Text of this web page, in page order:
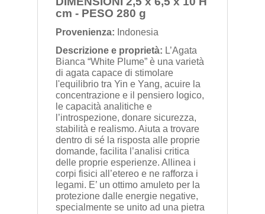
cm - PESO 280 g
Provenienza: Indonesia
Descrizione e proprietà: L’Agata
Bianca “White Plume” è una varietà
di agata capace di stimolare
l'equilibrio tra Yin e Yang, acuire la
concentrazione e il pensiero logico,
le capacità analitiche e
l’introspezione, donare sicurezza,
stabilità e realismo. Aiuta a trovare
dentro di sé la risposta alle proprie
domande, facilita l’analisi critica
delle proprie esperienze. Allinea i
corpi fisici all’etereo e ne rafforza i
legami. E’ un ottimo amuleto per la
protezione dalle energie negative,
specialmente se unito ad una pietra